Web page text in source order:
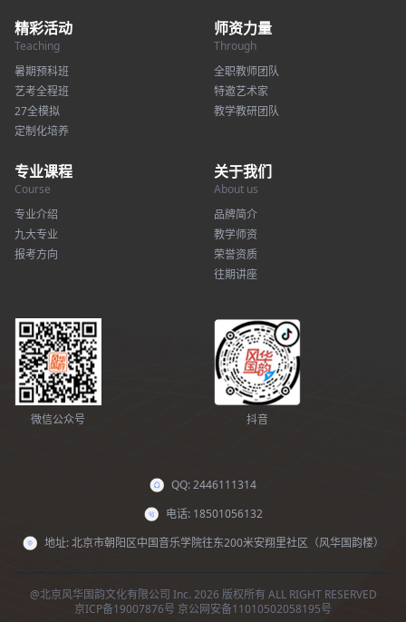
精彩活动
Teaching
暑期预科班
艺考全程班
27全模拟
定制化培养
师资力量
Through
全职教师团队
特邀艺术家
教学教研团队
专业课程
Course
专业介绍
九大专业
报考方向
关于我们
About us
品牌简介
教学师资
荣誉资质
往期讲座
微信公众号 抖音
QQ: 2446111314
电话: 18501056132
地址: 北京市朝阳区中国音乐学院往东200米安翔里社区（风华国韵楼）
@北京风华国韵文化有限公司 Inc. 2026 版权所有 ALL RIGHT RESERVED
京ICP备19007876号 京公网安备11010502058195号